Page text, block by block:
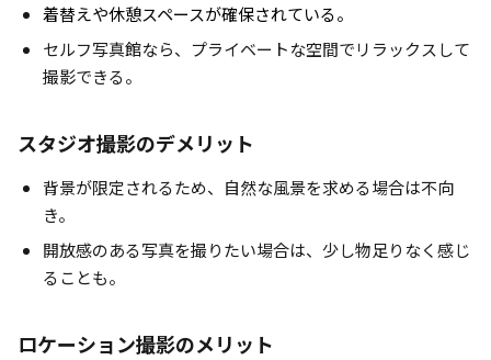
着替えや休憩スペースが確保されている。
セルフ写真館なら、プライベートな空間でリラックスして
撮影できる。
スタジオ撮影のデメリット
背景が限定されるため、自然な風景を求める場合は不向
き。
開放感のある写真を撮りたい場合は、少し物足りなく感じ
ることも。
ロケーション撮影のメリット